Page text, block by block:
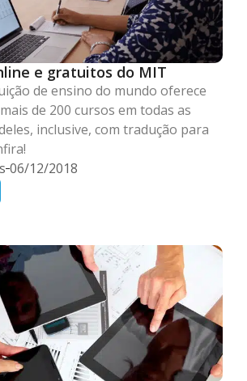
e gratuitos do MIT
de ensino do mundo oferece
de 200 cursos em todas as
inclusive, com tradução para
06/12/2018